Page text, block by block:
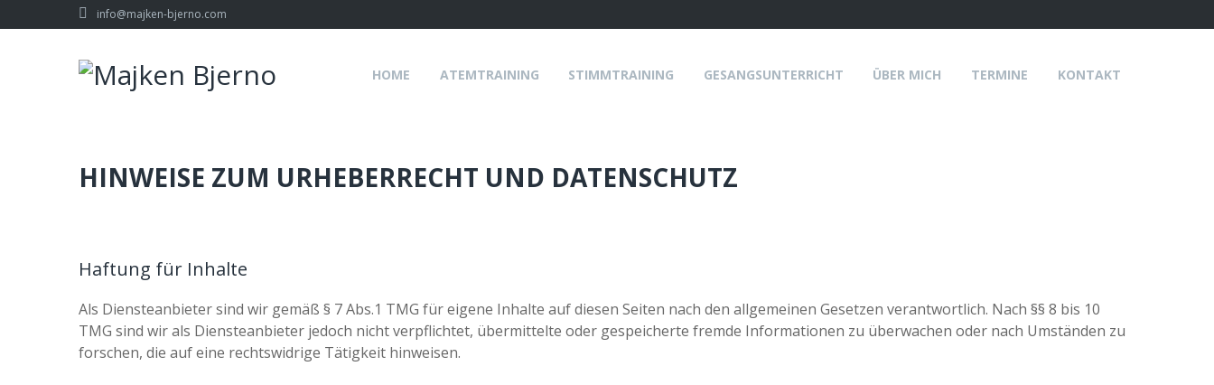
to
info@majken-bjerno.com
HOME ATEMTRAINING STIMMTRAINING GESANGSUNTERRICHT ÜBER MICH TERMINE KONTAKT
Haftungsausschluss
HINWEISE ZUM URHEBERRECHT UND DATENSCHUTZ
Haftung für Inhalte
Als Diensteanbieter sind wir gemäß § 7 Abs.1 TMG für eigene Inhalte auf diesen Seiten nach den allgemeinen Gesetzen verantwortlich. Nach §§ 8 bis 10
TMG sind wir als Diensteanbieter jedoch nicht verpflichtet, übermittelte oder gespeicherte fremde Informationen zu überwachen oder nach Umständen zu
forschen, die auf eine rechtswidrige Tätigkeit hinweisen.